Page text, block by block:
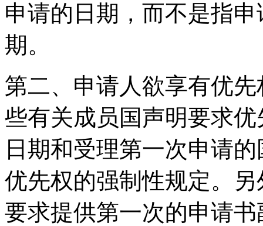
申请的日期，而不是指
期。
第二、申请人欲享有优
些有关成员国声明要求
日期和受理第一次申请
优先权的强制性规定。
要求提供第一次的申请